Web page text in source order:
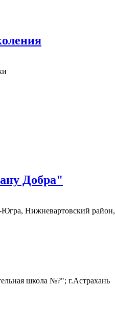
Добра"
Нижневартовский район,
школа №?"; г.Астрахань